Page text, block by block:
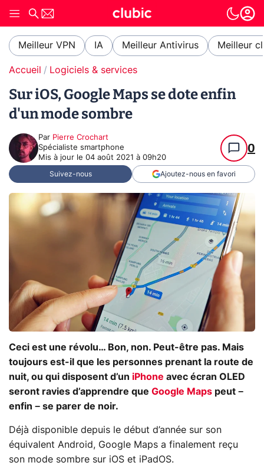
Meilleur VPN IA Meilleur Antivirus Meilleur
Accueil Logiciels & services
Sur iOS, Google Maps se dote enfin
d'un mode sombre
Par Pierre Crochart
Spécialiste smartphone
Mis à jour le 04 août 2021 à 09h20
0
Suivez-nous Ajoutez-nous en favori
Ceci est une révolu… Bon, non. Peut-être pas. Mais
toujours est-il que les personnes prenant la route de
nuit, ou qui disposent d’un iPhone avec écran OLED
seront ravies d’apprendre que Google Maps peut −
enfin − se parer de noir.
Déjà disponible depuis le début d’année sur son
équivalent Android, Google Maps a finalement reçu
son mode sombre sur iOS et iPadOS.